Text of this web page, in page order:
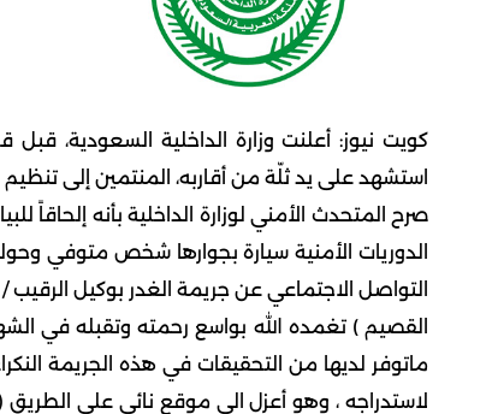
كويت نيوز: أعلنت وزارة الداخلية السعودية،
استشهد على يد ثلّة من أقاربه، المنتمين إلى تنظيم
الدوريات الأمنية سيارة بجوارها شخص متوفي
التواصل الاجتماعي عن جريمة الغدر بوكيل
ماتوفر لديها من التحقيقات في هذه الجريمة
لاستدراجه ، وهو أعزل الى موقع نائي على الطريق